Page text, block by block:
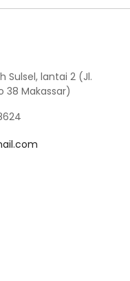
Sulsel, lantai 2 (Jl.
38 Makassar)